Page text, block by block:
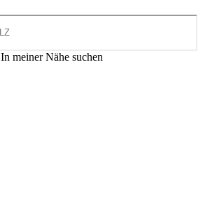
In meiner Nähe suchen